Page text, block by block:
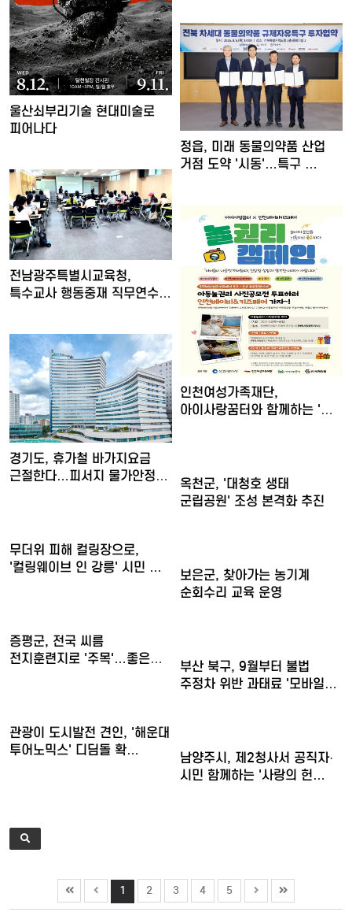
울산쇠부리기술 현대미술로
피어나다
정읍, 미래 동물의약품 산업
거점 도약 '시동'…특구 …
전남광주특별시교육청,
특수교사 행동중재 직무연수
인천여성가족재단,
아이사랑꿈터와 함께하는 '놀
경기도, 휴가철 바가지요금
근절한다…피서지 물가안정
옥천군, '대청호 생태
군립공원' 조성 본격화 추진
무더위 피해 컬링장으로,
'컬링웨이브 인 강릉' 시민 …
보은군, 찾아가는 농기계
순회수리 교육 운영
증평군, 전국 씨름
전지훈련지로 '주목'…좋은
부산 북구, 9월부터 불법
주정차 위반 과태료 '모바일…
관광이 도시발전 견인, '해운대
투어노믹스' 디딤돌 확…
남양주시, 제2청사서 공직자·
시민 함께하는 '사랑의 헌…
1 2 3 4 5